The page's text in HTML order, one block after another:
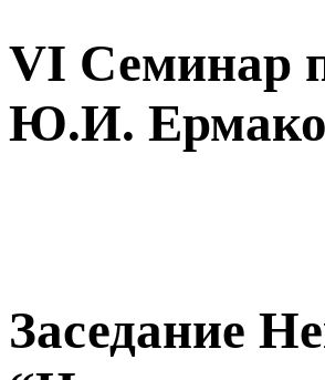
VI Семинар
Ю.И.
Заседание